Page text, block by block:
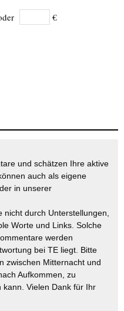
€
und schätzen Ihre aktive
auch als eigene
in unserer
nicht durch Unterstellungen,
Worte und Links. Solche
werden
bei TE liegt. Bitte
zwischen Mitternacht und
Aufkommen, zu
kann. Vielen Dank für Ihr